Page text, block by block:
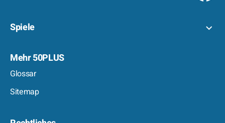
Spiele
Mehr 50PLUS
Glossar
Sitemap